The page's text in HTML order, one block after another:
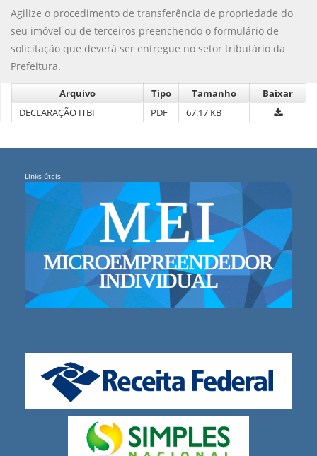
Agilize o procedimento de transferência de propriedade do
seu imóvel ou de terceiros preenchendo o formulário de
solicitação que deverá ser entregue no setor tributário da
Prefeitura.
Arquivo Tipo Tamanho
Baixar
DECLARAÇÃO ITBI
PDF 67.17 KB
Links úteis